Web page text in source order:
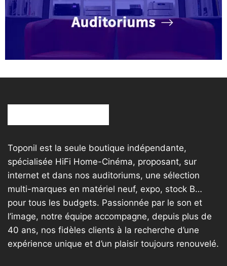
Toponil est la seule boutique indépendante,
spécialisée HiFi Home-Cinéma, proposant, sur
internet et dans nos auditoriums, une sélection
multi-marques en matériel neuf, expo, stock B…
pour tous les budgets. Passionnée par le son et
l’image, notre équipe accompagne, depuis plus de
40 ans, nos fidèles clients à la recherche d’une
expérience unique et d’un plaisir toujours renouvelé.